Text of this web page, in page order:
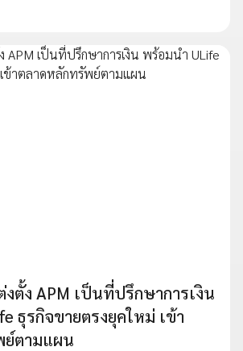
ต่งตั้ง APM เป็นที่ปรึกษาการเงิน
ธุรกิจขายตรงยุคใหม่ เข้า
ย์ตามแผน